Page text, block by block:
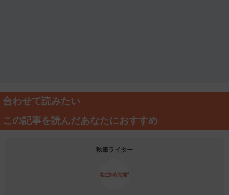
合わせて読みたい
この記事を読んだあなたにおすすめ
執筆ライター